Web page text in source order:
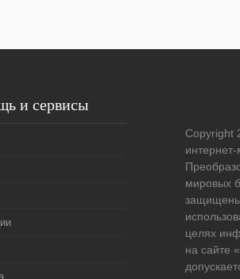
и сервисы
Copyright
интернет-
мировых
целях
на сайте